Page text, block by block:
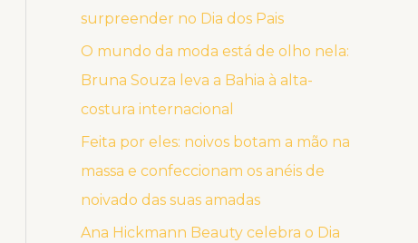
surpreender no Dia dos Pais
O mundo da moda está de olho nela:
Bruna Souza leva a Bahia à alta-
costura internacional
Feita por eles: noivos botam a mão na
massa e confeccionam os anéis de
noivado das suas amadas
Ana Hickmann Beauty celebra o Dia